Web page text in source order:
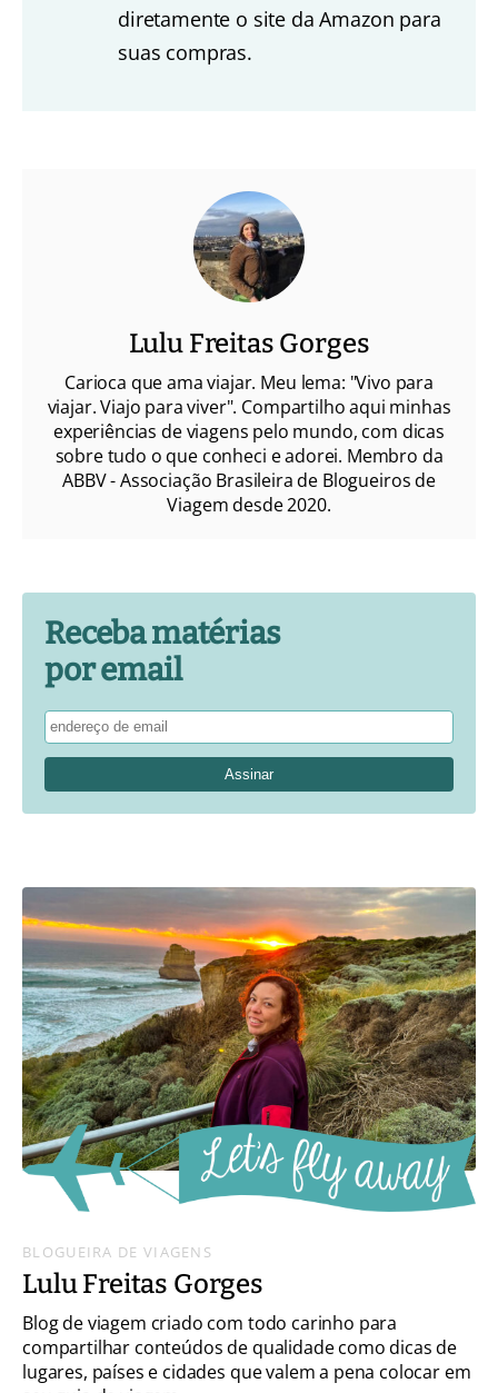
diretamente o site da Amazon para
suas compras.
Lulu Freitas Gorges
Carioca que ama viajar. Meu lema: "Vivo para
viajar. Viajo para viver". Compartilho aqui minhas
experiências de viagens pelo mundo, com dicas
sobre tudo o que conheci e adorei. Membro da
ABBV - Associação Brasileira de Blogueiros de
Viagem desde 2020.
Receba matérias
por email
BLOGUEIRA DE VIAGENS
Lulu Freitas Gorges
Blog de viagem criado com todo carinho para
compartilhar conteúdos de qualidade como dicas de
lugares, países e cidades que valem a pena colocar em